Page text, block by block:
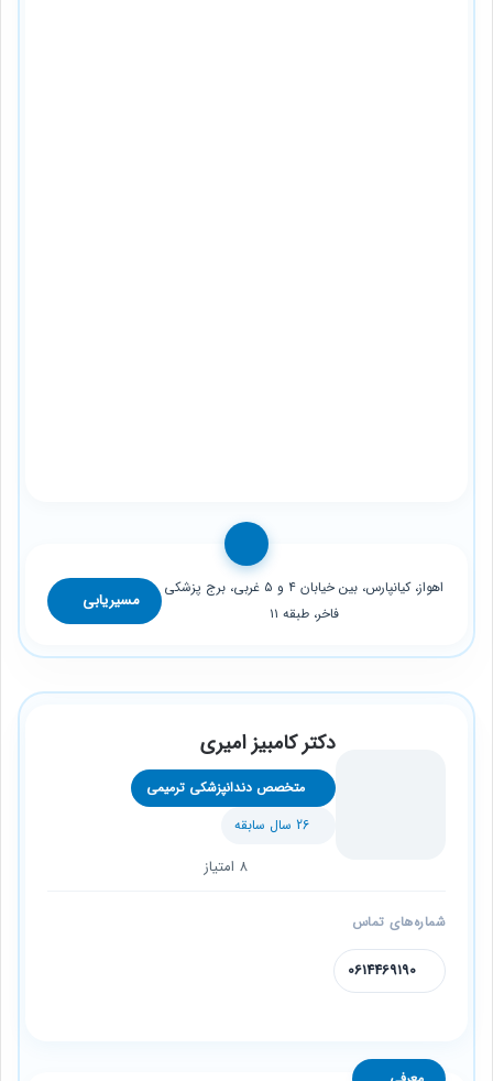
اهواز، کیانپارس، بین خیابان ۴ و ۵ غربی، برج پزشکی
فاخر، طبقه ۱۱
مسیریابی
دکتر کامبیز امیری
متخصص دندانپزشکی ترمیمی
26 سال سابقه
8 امتیاز
شماره‌های تماس
0614469190